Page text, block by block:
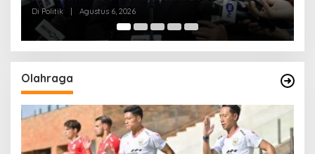
Di Politik Agustus 6, 2026
Olahraga